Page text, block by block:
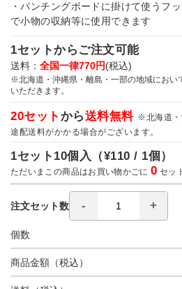
・パンチングボードに掛けて使うフ
で小物の収納等に使用できます
1セットからご注文可能
送料： 全国一律770円(税込)
※北海道・沖縄県・離島・一部の地域におい
いただきます。
20セット から送料無料 ※北海道・
途配送料がかかる場合がございます。
1セット10個入（¥110 / 1個
ただいまこの商品はお買い物かごに0 セッ
注文セット数
個数
商品金額（税込）